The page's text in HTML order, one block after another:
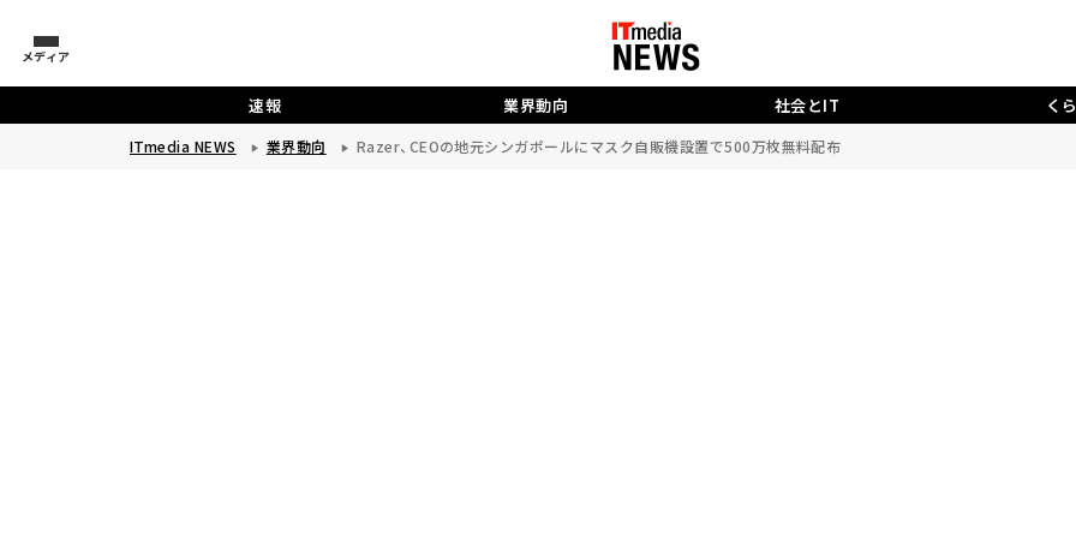
メディア
速報 業界動向 社会とIT く
ITmedia NEWS 業界動向 Razer、CEOの地元シンガポールにマスク自販機設置で500万枚無料配布